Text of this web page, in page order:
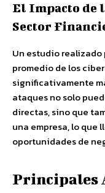
El Impacto de
Sector
Un estudio
promedio de los
significativamente
ataques no solo
directas, sino que
una empresa, lo que
oportunidades de
Principales